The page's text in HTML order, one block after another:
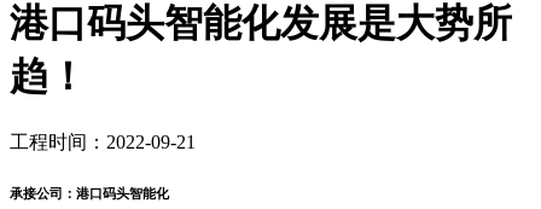
港口码头智能化发展是大势所
趋！
工程时间：2022-09-21
承接公司：港口码头智能化